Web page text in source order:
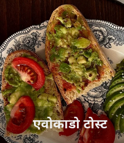
एवोकाडो टोस्ट